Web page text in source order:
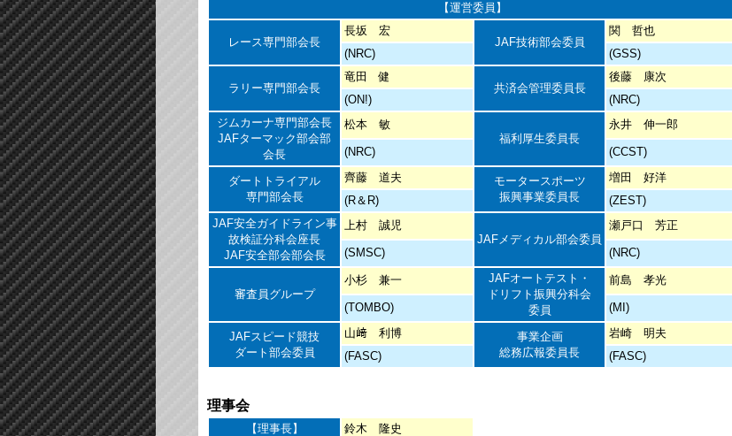
【運営委員】
レース専門部会長
長坂 宏
JAF技術部会委員
関 哲也
(NRC)
(GSS)
ラリー専門部会長
竜田 健
共済会管理委員長
後藤 康次
(ON!)
(NRC)
ジムカーナ専門部会長
JAFターマック部会部
会長
松本 敏
福利厚生委員長
永井 伸一郎
(NRC) (CCST)
ダートトライアル
専門部会長
齊藤 道夫
モータースポーツ
振興事業委員長
増田 好洋
(R＆R)
(ZEST)
JAF安全ガイドライン事
故検証分科会座長
JAF安全部会部会長
上村 誠児
JAFメディカル部会委員
瀬戸口 芳正
(SMSC) (NRC)
審査員グループ
小杉 兼一
JAFオートテスト・
ドリフト振興分科会
委員
前島 孝光
(TOMBO) (MI)
JAFスピード競技
ダート部会委員
山﨑 利博
事業企画
総務広報委員長
岩崎 明夫
(FASC)
(FASC)
理事会
【理事長】
鈴木 隆史